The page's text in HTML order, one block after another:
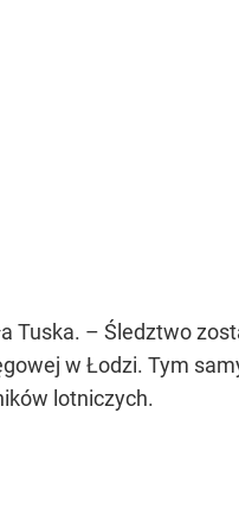
Tuska. – Śledztwo
w Łodzi. Tym
lotniczych.